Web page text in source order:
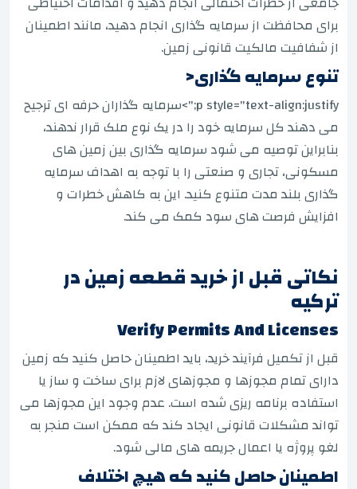
برای محافظت از سرمایه گذاری انجام دهید، مانند اطمینان
از شفافیت مالکیت قانونی زمین.
تنوع سرمایه گذاری<
p style="text-align:justify;">
سرمایه گذاران حرفه ای ترجیح
می دهند کل سرمایه خود را در یک نوع ملک قرار ندهند،
بنابراین توصیه می شود سرمایه گذاری بین زمین های
مسکونی، تجاری و صنعتی را با توجه به اهداف سرمایه
گذاری بلند مدت متنوع کنید. این به کاهش خطرات و
افزایش فرصت های سود کمک می کند.
نکاتی قبل از خرید قطعه زمین در
ترکیه
Verify Permits And Licenses
قبل از تکمیل فرآیند خرید، باید اطمینان حاصل کنید که زمین
دارای تمام مجوزها و مجوزهای لازم برای ساخت و ساز یا
استفاده برنامه ریزی شده است. عدم وجود این مجوزها می
تواند مشکلات قانونی ایجاد کند که ممکن است منجر به
لغو پروژه یا اعمال جریمه های مالی شود.
اطمینان حاصل کنید که هیچ اختلاف